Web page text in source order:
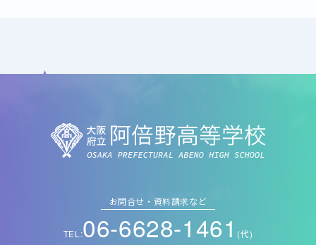
お問合せ・資料請求など
TEL:06-6628-1461 (代)